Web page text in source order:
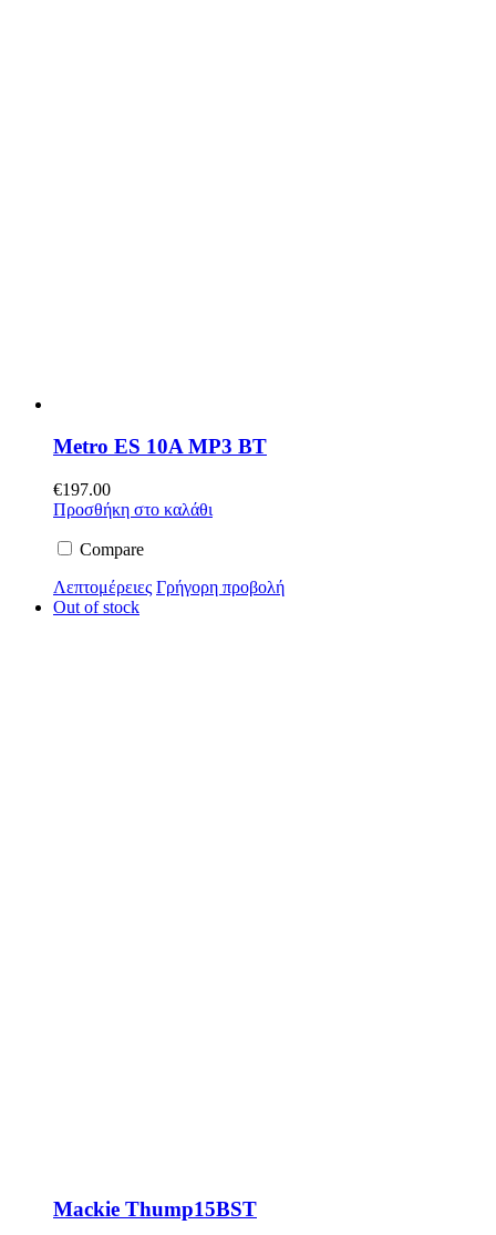
Metro ES 10A MP3 BT
€197.00
Προσθήκη στο καλάθι
Compare
Λεπτομέρειες Γρήγορη προβολή
Out of stock
Mackie Thump15BST